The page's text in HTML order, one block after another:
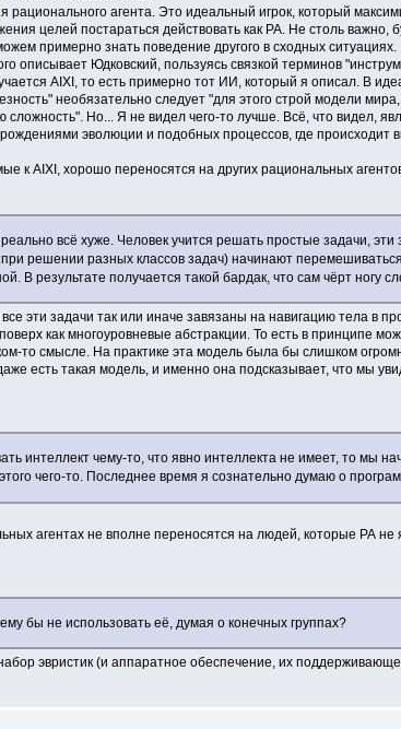
рационального агента. Это идеальный игрок, который
целей постараться действовать как РА. Не столь
примерно знать поведение другого в сходных ситуациях.
описывает Юдковский, пользуясь связкой терминов
AIXI, то есть примерно тот ИИ, который я описал. В
необязательно следует "для этого строй модели
сложность". Но... Я не видел чего-то лучше. Всё, что видел,
эволюции и подобных процессов, где происходит
к AIXI, хорошо переносятся на других рациональных
всё хуже. Человек учится решать простые задачи,
решении разных классов задач) начинают
В результате получается такой бардак, что сам чёрт ногу
эти задачи так или иначе завязаны на навигацию тела в
как многоуровневые абстракции. То есть в принципе
то смысле. На практике эта модель была бы слишком
есть такая модель, и именно она подсказывает, что мы
интеллект чему-то, что явно интеллекта не имеет, то мы
чего-то. Последнее время я сознательно думаю о
агентах не вполне переносятся на людей, которые РА
бы не использовать её, думая о конечных группах?
эвристик (и аппаратное обеспечение, их